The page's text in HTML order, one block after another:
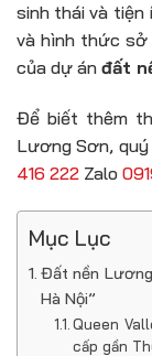
sinh thái và tiện
và hình thức sở
của dự án đất
Để biết thêm
Lương Sơn, quý
416 222 Zalo
Mục Lục
Đất nền
Hà Nội”
Queen
cấp gần